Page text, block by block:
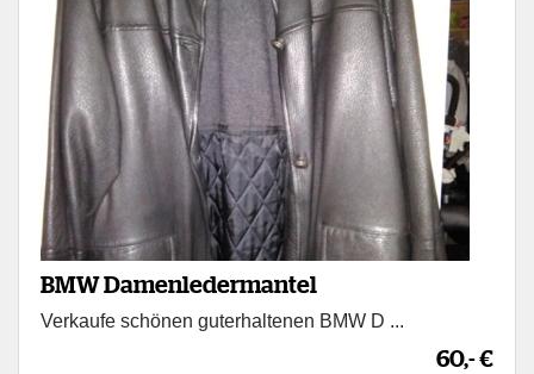
BMW Damenledermantel
Verkaufe schönen guterhaltenen BMW D ...
60,- €